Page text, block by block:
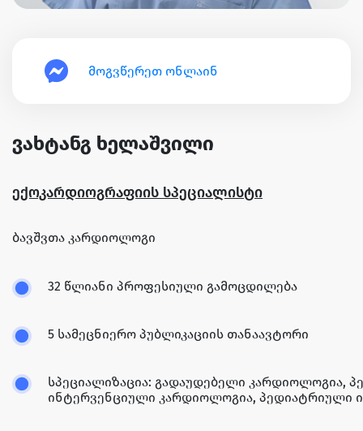
მოგვწერეთ ონლაინ
ვახტანგ ხელაშვილი
ექოკარდიოგრაფიის სპეციალისტი
ბავშვთა კარდიოლოგი
32 წლიანი პროფესიული გამოცდილება
5 სამეცნიერო პუბლიკაციის თანაავტორი
სპეციალიზაცია: გადაუდებელი კარდიოლოგია,
ინტერვენციული კარდიოლოგია, პედიატრიული